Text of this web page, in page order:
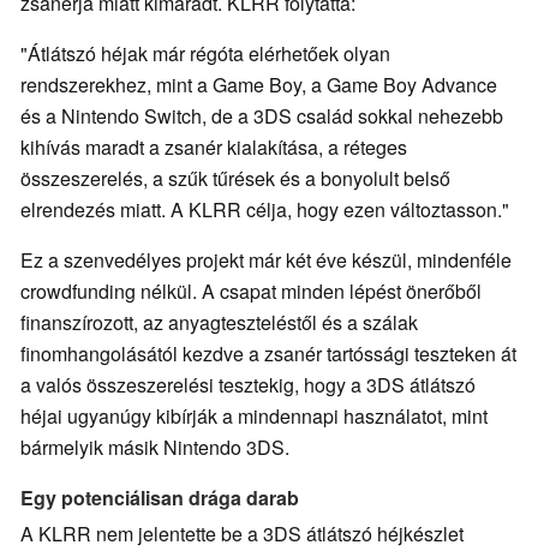
"Átlátszó héjak már régóta elérhetőek olyan
rendszerekhez, mint a Game Boy, a Game Boy Advance
és a Nintendo Switch, de a 3DS család sokkal nehezebb
kihívás maradt a zsanér kialakítása, a réteges
összeszerelés, a szűk tűrések és a bonyolult belső
elrendezés miatt. A KLRR célja, hogy ezen változtasson."
Ez a szenvedélyes projekt már két éve készül, mindenféle
crowdfunding nélkül. A csapat minden lépést önerőből
finanszírozott, az anyagteszteléstől és a szálak
finomhangolásától kezdve a zsanér tartóssági teszteken át
a valós összeszerelési tesztekig, hogy a 3DS átlátszó
héjai ugyanúgy kibírják a mindennapi használatot, mint
bármelyik másik Nintendo 3DS.
Egy potenciálisan drága darab
A KLRR nem jelentette be a 3DS átlátszó héjkészlet